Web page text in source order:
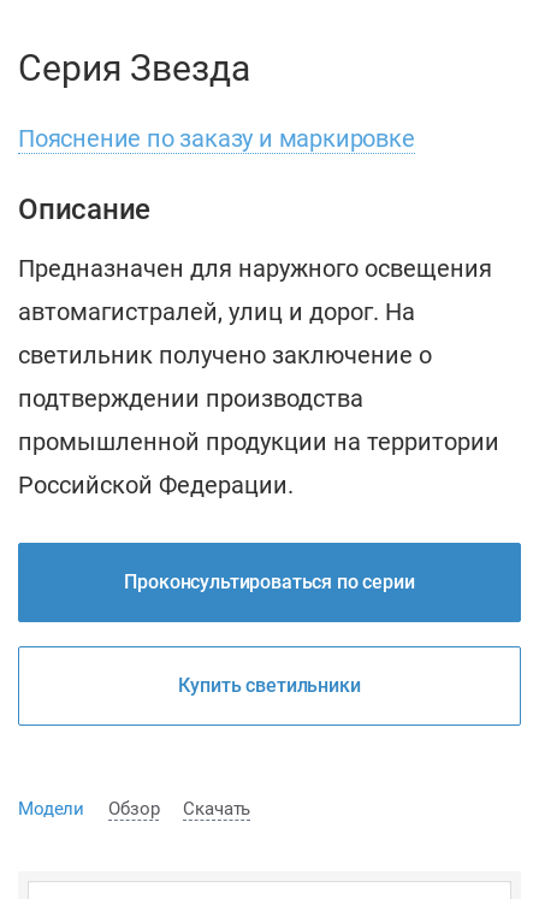
Серия Звезда
Пояснение по заказу и маркировке
Описание
Предназначен для наружного освещения
автомагистралей, улиц и дорог. На
светильник получено заключение о
подтверждении производства
промышленной продукции на территории
Российской Федерации.
Проконсультироваться по серии
Купить светильники
Модели Обзор Скачать